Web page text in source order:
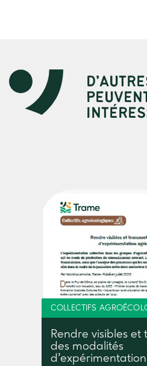
COLLECTIFS
Rendre visibles et
des modalités